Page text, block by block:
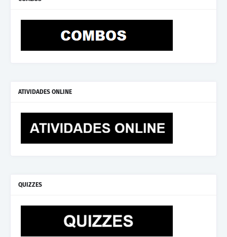
ATIVIDADES ONLINE
QUIZZES